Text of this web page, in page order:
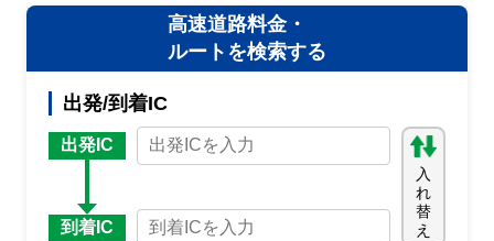
高速道路料金・
ルートを検索する
出発/到着IC
出発IC
到着IC
入
れ
替
え